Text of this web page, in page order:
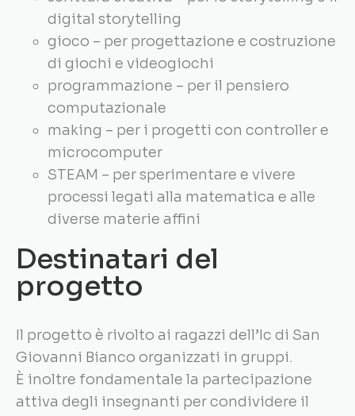
digital storytelling
gioco – per progettazione e costruzione
di giochi e videogiochi
programmazione – per il pensiero
computazionale
making – per i progetti con controller e
microcomputer
STEAM – per sperimentare e vivere
processi legati alla matematica e alle
diverse materie affini
Destinatari del
progetto
Il progetto è rivolto ai ragazzi dell’Ic di San
Giovanni Bianco organizzati in gruppi.
È inoltre fondamentale la partecipazione
attiva degli insegnanti per condividere il